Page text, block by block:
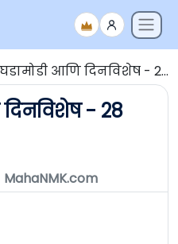
आणि दिनविशेष - 28 फेब्रुवारी 2024
- 28
MahaNMK.com